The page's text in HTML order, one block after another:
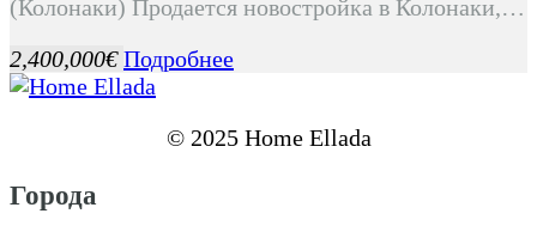
(Колонаки) Продается новостройка в Колонаки,…
2,400,000€Подробнее
© 2025 Home Ellada
Города